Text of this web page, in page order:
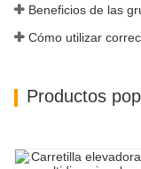
Productos